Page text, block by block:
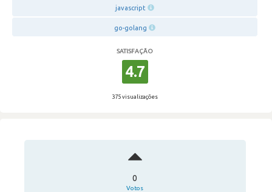
javascript
go-golang
SATISFAÇÃO
4.7
375 visualizações
0
Votos